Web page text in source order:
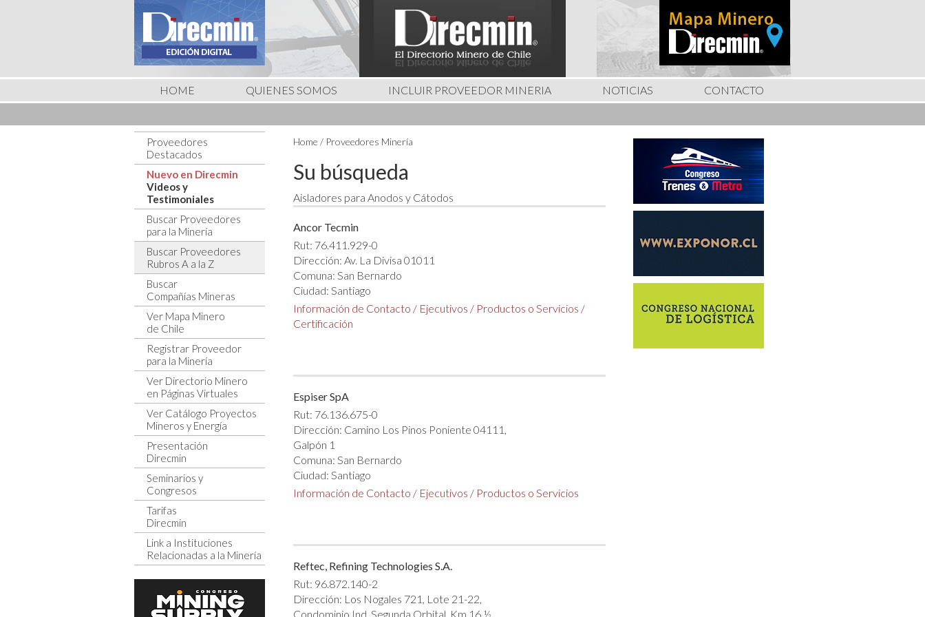
HOME QUIENES SOMOS INCLUIR PROVEEDOR MINERIA NOTICIAS CONTACTO
Proveedores
Destacados
Nuevo en Direcmin
Videos y
Testimoniales
Buscar Proveedores
para la Minería
Buscar Proveedores
Rubros A a la Z
Buscar
Compañías Mineras
Ver Mapa Minero
de Chile
Registrar Proveedor
para la Minería
Ver Directorio Minero
en Páginas Virtuales
Ver Catálogo Proyectos
Mineros y Energía
Presentación
Direcmin
Seminarios y
Congresos
Tarifas
Direcmin
Link a Instituciones
Relacionadas a la Minería
Home / Proveedores Minería
Su búsqueda
Aisladores para Anodos y Cátodos
Ancor Tecmin
Rut: 76.411.929-0
Dirección: Av. La Divisa 01011
Comuna: San Bernardo
Ciudad: Santiago
Información de Contacto / Ejecutivos / Productos o Servicios /
Certificación
Espiser SpA
Rut: 76.136.675-0
Dirección: Camino Los Pinos Poniente 04111,
Galpón 1
Comuna: San Bernardo
Ciudad: Santiago
Información de Contacto / Ejecutivos / Productos o Servicios
Reftec, Refining Technologies S.A.
Rut: 96.872.140-2
Dirección: Los Nogales 721, Lote 21-22,
Condominio Ind. Segunda Orbital, Km 16 ½